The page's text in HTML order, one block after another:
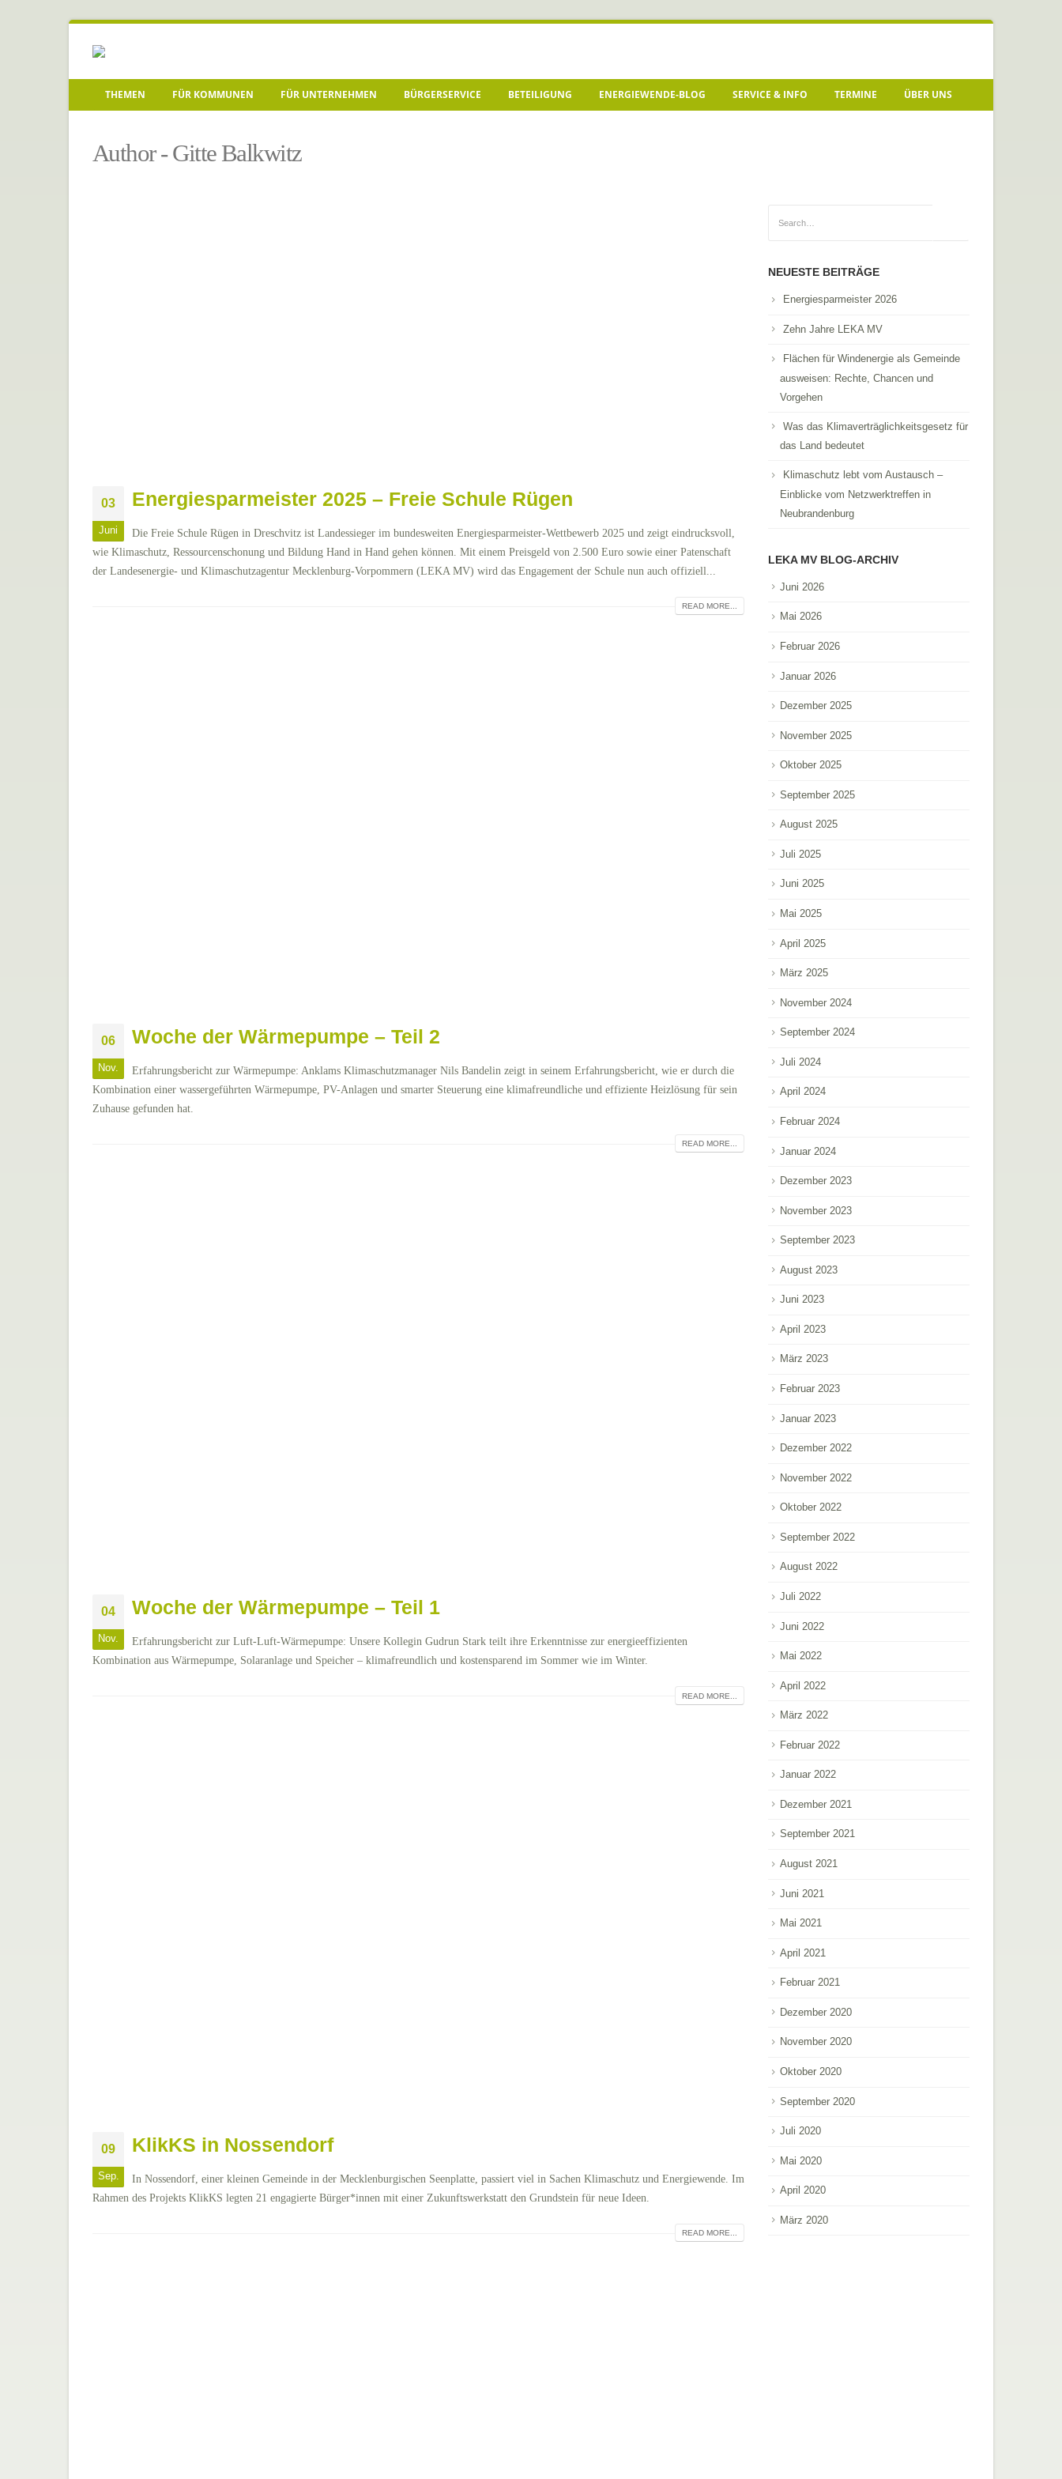
THEMEN FÜR KOMMUNEN FÜR UNTERNEHMEN BÜRGERSERVICE BETEILIGUNG ENERGIEWENDE-BLOG SERVICE & INFO TERMINE ÜBER UNS
Author - Gitte Balkwitz
03
Juni
Energiesparmeister 2025 – Freie Schule Rügen
Die Freie Schule Rügen in Dreschvitz ist Landessieger im bundesweiten Energiesparmeister-Wettbewerb 2025 und zeigt eindrucksvoll,
wie Klimaschutz, Ressourcenschonung und Bildung Hand in Hand gehen können. Mit einem Preisgeld von 2.500 Euro sowie einer Patenschaft
der Landesenergie- und Klimaschutzagentur Mecklenburg-Vorpommern (LEKA MV) wird das Engagement der Schule nun auch offiziell...
READ MORE...
06
Nov.
Woche der Wärmepumpe – Teil 2
Erfahrungsbericht zur Wärmepumpe: Anklams Klimaschutzmanager Nils Bandelin zeigt in seinem Erfahrungsbericht, wie er durch die
Kombination einer wassergeführten Wärmepumpe, PV-Anlagen und smarter Steuerung eine klimafreundliche und effiziente Heizlösung für sein
Zuhause gefunden hat.
READ MORE...
04
Nov.
Woche der Wärmepumpe – Teil 1
Erfahrungsbericht zur Luft-Luft-Wärmepumpe: Unsere Kollegin Gudrun Stark teilt ihre Erkenntnisse zur energieeffizienten
Kombination aus Wärmepumpe, Solaranlage und Speicher – klimafreundlich und kostensparend im Sommer wie im Winter.
READ MORE...
09
Sep.
KlikKS in Nossendorf
In Nossendorf, einer kleinen Gemeinde in der Mecklenburgischen Seenplatte, passiert viel in Sachen Klimaschutz und Energiewende. Im
Rahmen des Projekts KlikKS legten 21 engagierte Bürger*innen mit einer Zukunftswerkstatt den Grundstein für neue Ideen.
READ MORE...
NEUESTE BEITRÄGE
Energiesparmeister 2026
Zehn Jahre LEKA MV
Flächen für Windenergie als Gemeinde
ausweisen: Rechte, Chancen und
Vorgehen
Was das Klimaverträglichkeitsgesetz für
das Land bedeutet
Klimaschutz lebt vom Austausch –
Einblicke vom Netzwerktreffen in
Neubrandenburg
LEKA MV BLOG-ARCHIV
Juni 2026
Mai 2026
Februar 2026
Januar 2026
Dezember 2025
November 2025
Oktober 2025
September 2025
August 2025
Juli 2025
Juni 2025
Mai 2025
April 2025
März 2025
November 2024
September 2024
Juli 2024
April 2024
Februar 2024
Januar 2024
Dezember 2023
November 2023
September 2023
August 2023
Juni 2023
April 2023
März 2023
Februar 2023
Januar 2023
Dezember 2022
November 2022
Oktober 2022
September 2022
August 2022
Juli 2022
Juni 2022
Mai 2022
April 2022
März 2022
Februar 2022
Januar 2022
Dezember 2021
September 2021
August 2021
Juni 2021
Mai 2021
April 2021
Februar 2021
Dezember 2020
November 2020
Oktober 2020
September 2020
Juli 2020
Mai 2020
April 2020
März 2020